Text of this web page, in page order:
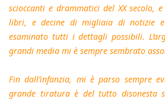
scioccanti e drammatici del XX secolo,
libri, e decine di migliaia di notizie
esaminato tutti i dettagli possibili.
grandi media mi è sempre sembrato
Fin dall’infanzia, mi è parso sempre
grande tiratura è del tutto disonesta